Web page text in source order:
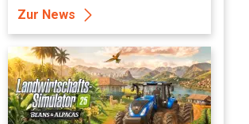
von Sammlersätzen und
das Entdecken von
Sammlerstücken, in
Telegramm-Missionen
und mehr
Zur News